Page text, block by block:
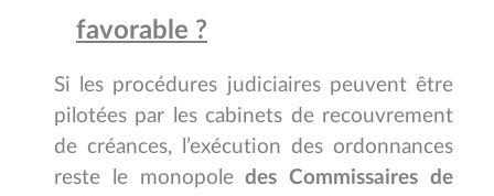
favorable ?
Si les procédures judiciaires peuvent être
pilotées par les cabinets de recouvrement
de créances, l’exécution des ordonnances
reste le monopoledes Commissaires de